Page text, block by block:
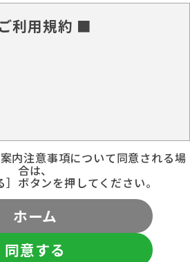
利用規約 ■
内注意事項について同意される場
合は、
ボタンを押してください。
ホーム
同意する